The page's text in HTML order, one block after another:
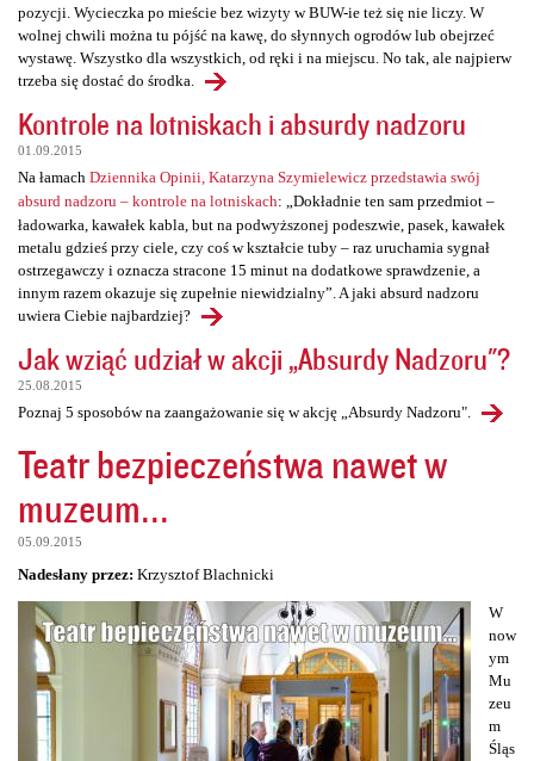
pozycji. Wycieczka po mieście bez wizyty w BUW-ie też się nie liczy. W
wolnej chwili można tu pójść na kawę, do słynnych ogrodów lub obejrzeć
wystawę. Wszystko dla wszystkich, od ręki i na miejscu. No tak, ale najpierw
trzeba się dostać do środka.
Kontrole na lotniskach i absurdy nadzoru
01.09.2015
Na łamach Dziennika Opinii, Katarzyna Szymielewicz przedstawia swój
absurd nadzoru – kontrole na lotniskach: „Dokładnie ten sam przedmiot –
ładowarka, kawałek kabla, but na podwyższonej podeszwie, pasek, kawałek
metalu gdzieś przy ciele, czy coś w kształcie tuby – raz uruchamia sygnał
ostrzegawczy i oznacza stracone 15 minut na dodatkowe sprawdzenie, a
innym razem okazuje się zupełnie niewidzialny”. A jaki absurd nadzoru
uwiera Ciebie najbardziej?
Jak wziąć udział w akcji „Absurdy Nadzoru"?
25.08.2015
Poznaj 5 sposobów na zaangażowanie się w akcję „Absurdy Nadzoru".
Teatr bezpieczeństwa nawet w
muzeum...
05.09.2015
Nadesłany przez: Krzysztof Blachnicki
W
now
ym
Mu
zeu
m
Śląs